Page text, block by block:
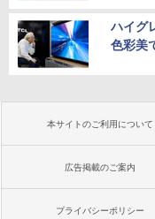
ハイグ
色彩美
本サイトのご利用について
広告掲載のご案内
プライバシーポリシー